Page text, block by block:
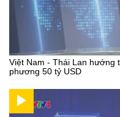
Việt Nam - Thái Lan hướng
phương 50 tỷ USD